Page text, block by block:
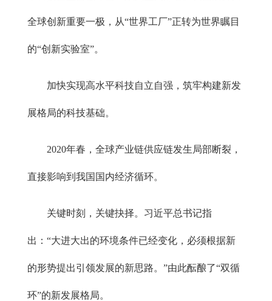
全球创新重要一极，从“世界工厂”正转为世界瞩目
的“创新实验室”。
加快实现高水平科技自立自强，筑牢构建新发
展格局的科技基础。
2020年春，全球产业链供应链发生局部断裂，
直接影响到我国国内经济循环。
关键时刻，关键抉择。习近平总书记指
出：“大进大出的环境条件已经变化，必须根据新
的形势提出引领发展的新思路。”由此酝酿了“双循
环”的新发展格局。